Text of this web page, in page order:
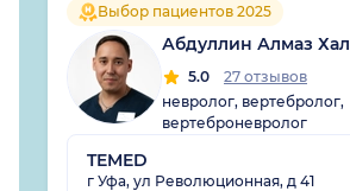
Выбор пациентов 2025
Абдуллин Алмаз
5.0
27 отзывов
невролог, вертебролог,
вертеброневролог
TEMED
г Уфа, ул Революционная, д 41